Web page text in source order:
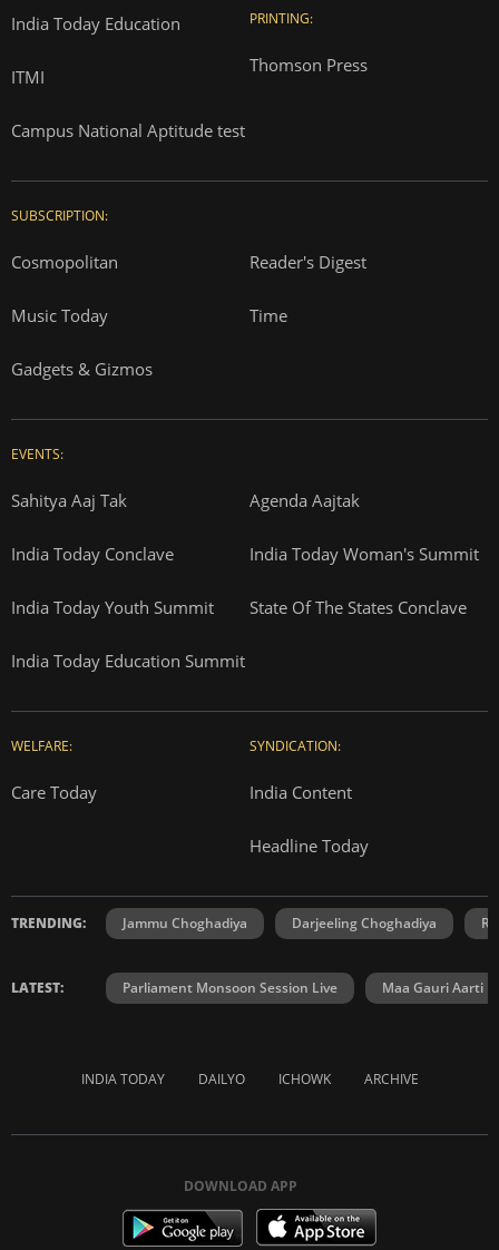
India Today Education
ITMI
Campus National Aptitude test
PRINTING:
Thomson Press
SUBSCRIPTION:
Cosmopolitan Reader's Digest
Music Today Time
Gadgets & Gizmos
EVENTS:
Sahitya Aaj Tak Agenda Aajtak
India Today Conclave India Today Woman's Summit
India Today Youth Summit State Of The States Conclave
India Today Education Summit
WELFARE:
Care Today
SYNDICATION:
India Content
Headline Today
TRENDING: Jammu Choghadiya Darjeeling Choghadiya
LATEST: Parliament Monsoon Session Live Maa Gauri Aarti
INDIA TODAY DAILYO ICHOWK ARCHIVE
DOWNLOAD APP